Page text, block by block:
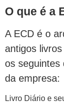
O que é a
A ECD é o
antigos
os seguintes
da empresa:
Livro Diário e